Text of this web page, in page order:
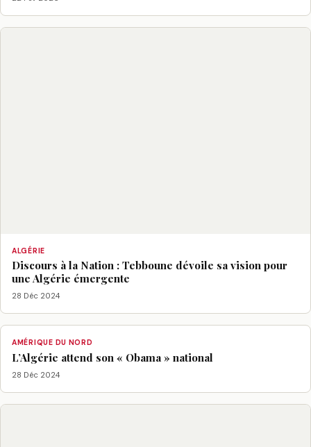
ALGÉRIE
Discours à la Nation : Tebboune dévoile sa vision pour
une Algérie émergente
28 Déc 2024
AMÉRIQUE DU NORD
L’Algérie attend son « Obama » national
28 Déc 2024